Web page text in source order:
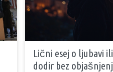
Lični esej o ljubavi
dodir bez